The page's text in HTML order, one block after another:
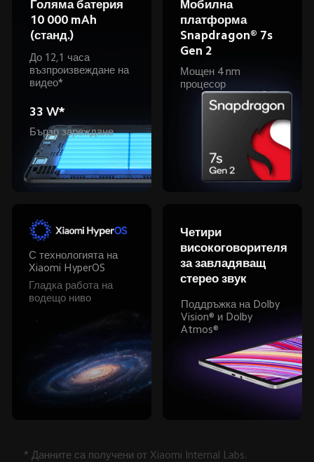
Голяма батерия
10 000 mAh
(станд.)
До 12,1 часа
възпроизвеждане на
видео*
33 W*
Бързо зареждане
Мобилна
платформа
Snapdragon® 7s
Gen 2
Мощен 4 nm
процесор
С технологията на
Гладка работа на
водещо ниво
Четири
високоговорителя
за завладяващ
стерео звук
Поддръжка на Dolby
Vision® и Dolby
Atmos®
* Данните са получени от Xiaomi Internal Labs.